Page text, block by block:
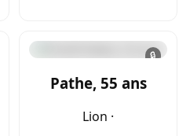
🔒
Pathe, 55 ans
Lion ·